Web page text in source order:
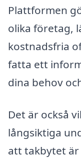
Plattformen
olika företag,
kostnadsfria
fatta ett
dina behov
Det är också
långsiktiga
att takbytet